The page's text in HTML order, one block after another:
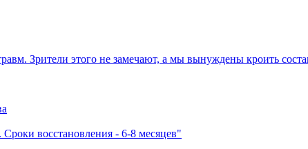
Зрители этого не замечают, а мы вынуждены кроить
восстановления - 6-8 месяцев"